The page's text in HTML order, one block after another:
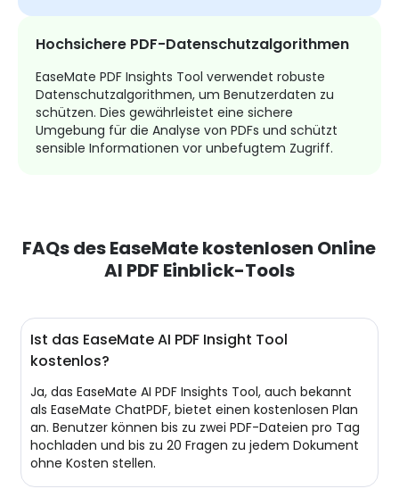
Hochsichere PDF-Datenschutzalgorithmen
EaseMate PDF Insights Tool verwendet robuste
Datenschutzalgorithmen, um Benutzerdaten zu
schützen. Dies gewährleistet eine sichere
Umgebung für die Analyse von PDFs und schützt
sensible Informationen vor unbefugtem Zugriff.
FAQs des EaseMate kostenlosen Online
AI PDF Einblick-Tools
Ist das EaseMate AI PDF Insight Tool
kostenlos?
Ja, das EaseMate AI PDF Insights Tool, auch bekannt
als EaseMate ChatPDF, bietet einen kostenlosen Plan
an. Benutzer können bis zu zwei PDF-Dateien pro Tag
hochladen und bis zu 20 Fragen zu jedem Dokument
ohne Kosten stellen.